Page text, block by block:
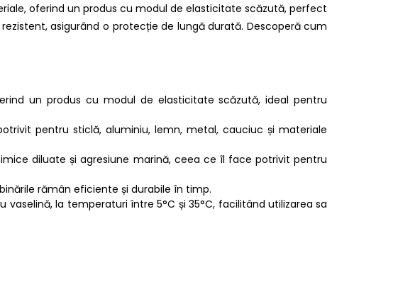
oferind un produs cu modul de elasticitate scăzută, perfect
asigurând o protecție de lungă durată. Descoperă cum
un produs cu modul de elasticitate scăzută, ideal pentru
pentru sticlă, aluminiu, lemn, metal, cauciuc și materiale
diluate și agresiune marină, ceea ce îl face potrivit pentru
rămân eficiente și durabile în timp.
la temperaturi între 5°C și 35°C, facilitând utilizarea sa